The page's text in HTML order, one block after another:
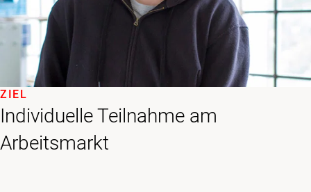
Individuelle Teilnahme am
Arbeitsmarkt
ZIEL